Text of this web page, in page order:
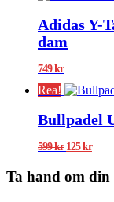
Adidas Y-
dam
749kr
Rea!
Bullpadel
599kr Det
var:
125krDet
priset
är:
Ta hand om din